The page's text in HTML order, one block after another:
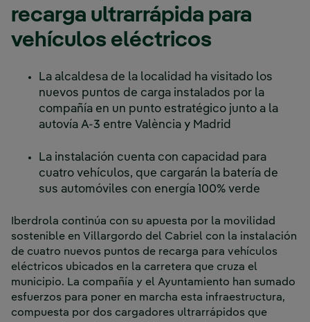
recarga ultrarrápida para
vehículos eléctricos
La alcaldesa de la localidad ha visitado los
nuevos puntos de carga instalados por la
compañía en un punto estratégico junto a la
autovía A-3 entre València y Madrid
La instalación cuenta con capacidad para
cuatro vehículos, que cargarán la batería de
sus automóviles con energía 100% verde
Iberdrola continúa con su apuesta por la movilidad
sostenible en Villargordo del Cabriel con la instalación
de cuatro nuevos puntos de recarga para vehículos
eléctricos ubicados en la carretera que cruza el
municipio. La compañía y el Ayuntamiento han sumado
esfuerzos para poner en marcha esta infraestructura,
compuesta por dos cargadores ultrarrápidos que